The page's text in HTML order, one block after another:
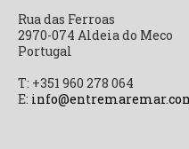
Rua das Ferroas
2970-074 Aldeia do Meco
Portugal
T: +351 960 278 064
E: